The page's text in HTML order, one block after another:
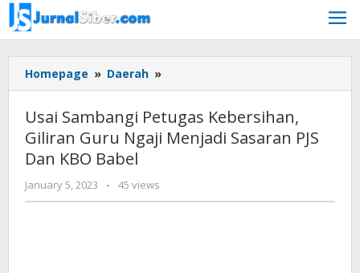
Skip
to
content
Homepage » Daerah »
Sambangi
Kebersihan,
Giliran
Sasaran
Usai Sambangi Petugas Kebersihan,
Giliran Guru Ngaji Menjadi Sasaran PJS
Dan KBO Babel
January 5, 2023
by
Jurnalsiber
- 45 views